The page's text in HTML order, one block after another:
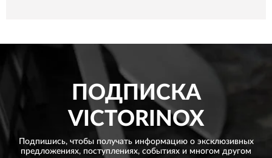
ПОДПИСКА
VICTORINOX
Подпишись, чтобы получать информацию о эксклюзивных
предложениях, поступлениях, событиях и многом другом